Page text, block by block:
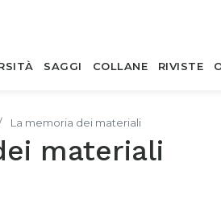
SAGGI COLLANE RIVISTE
La memoria dei materiali
materiali